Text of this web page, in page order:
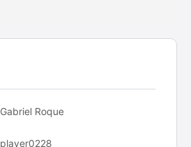
Gabriel Roque
player0228